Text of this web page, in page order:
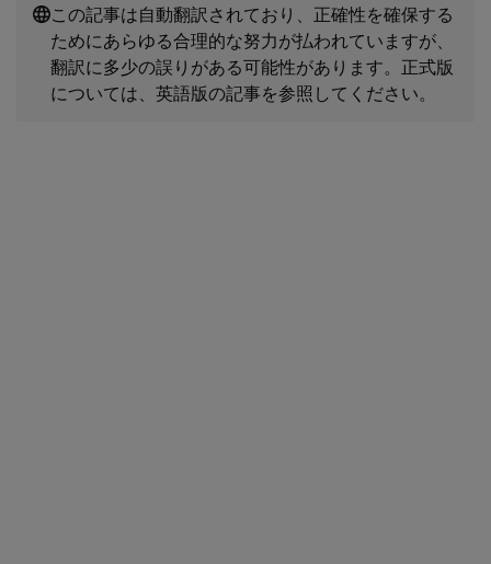
この記事は自動翻訳されており、正確性を確保する
ためにあらゆる合理的な努力が払われていますが、
翻訳に多少の誤りがある可能性があります。正式版
については、英語版の記事を参照してください。